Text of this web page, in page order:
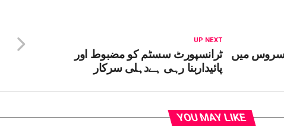
UP NEXT
ٹرانسپورٹ سسٹم کو مضبوط اور
پائیداربنا رہی ہےدہلی سرکار
سروس میں
YOU MAY LIKE